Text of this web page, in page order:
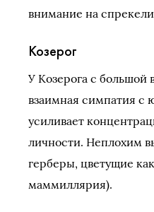
внимание на
Козерог
У Козерога с большой
взаимная симпатия с
усиливает
личности. Неплохим
герберы, цветущие
маммиллярия).